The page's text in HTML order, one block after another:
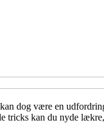
dog være en
kan du nyde